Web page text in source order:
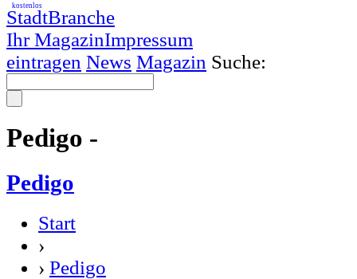
StadtBranche
Ihr MagazinImpressum
kostenlos
eintragen News Magazin Suche:
Pedigo -
Pedigo
Start
›
› Pedigo